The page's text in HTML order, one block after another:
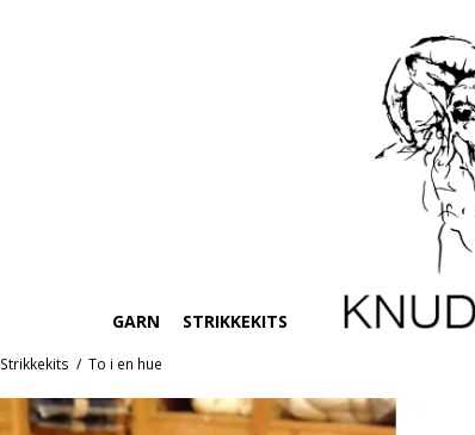
GARN STRIKKEKITS
Strikkekits / To i en hue